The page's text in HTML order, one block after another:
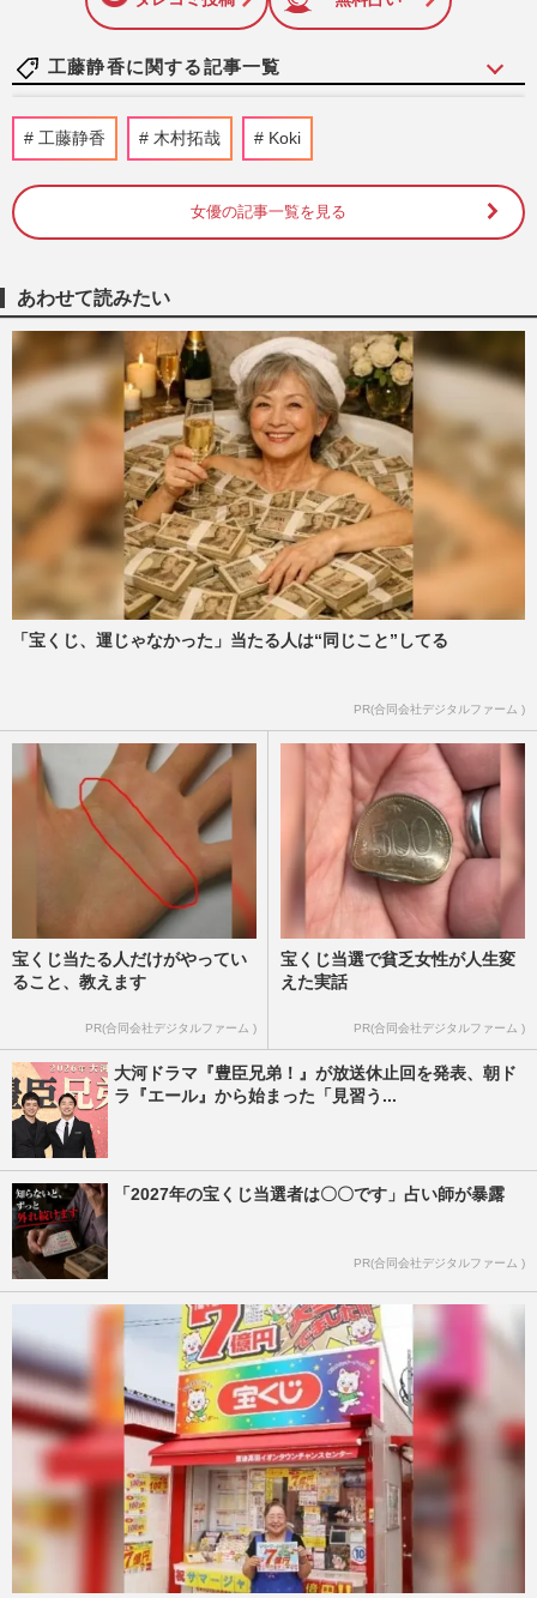
工藤静香に関する記事一覧
《バレーボール日本代表》木村拓哉の長
女・Cocomiも私物公開で熱狂！「グッズ
週刊女性PRIME 2026/7/21
グ怒涛の10連勝で決勝T進出！グッズ“完
売続出”も、メルカリを飛…
週刊女性PRIME
【平成編】《有名人の衝撃だった結婚
TOP5》ロス続出の福山雅治＆吹石一恵を
僅差で超えた1位は、おしどり夫…
週刊女性2026年7月7日・14日号 2026/7/6
《工藤静香の56歳誕生日》木村拓哉、恒例
の写真投稿で愛情表現、Cocomi・Koki,ら
家族総出でお祝いもファン…
週刊女性PRIME 2026/4/15
《相撲》工藤静香が大の里横綱昇進パーテ
み」記念品はメルカリ転売の…
週刊女性PRIME 2026/2/28
工藤静香 木村拓哉 Koki
女優の記事一覧を見る
あわせて読みたい
「宝くじ、運じゃなかった」当たる人は“同じこと”してる
PR(合同会社デジタルファーム )
宝くじ当たる人だけがやってい
ること、教えます
PR(合同会社デジタルファーム )
宝くじ当選で貧乏女性が人生変
えた実話
PR(合同会社デジタルファーム )
大河ドラマ『豊臣兄弟！』が放送休止回を発表、朝ド
ラ『エール』から始まった「見習う...
「2027年の宝くじ当選者は〇〇です」占い師が暴露
PR(合同会社デジタルファーム )